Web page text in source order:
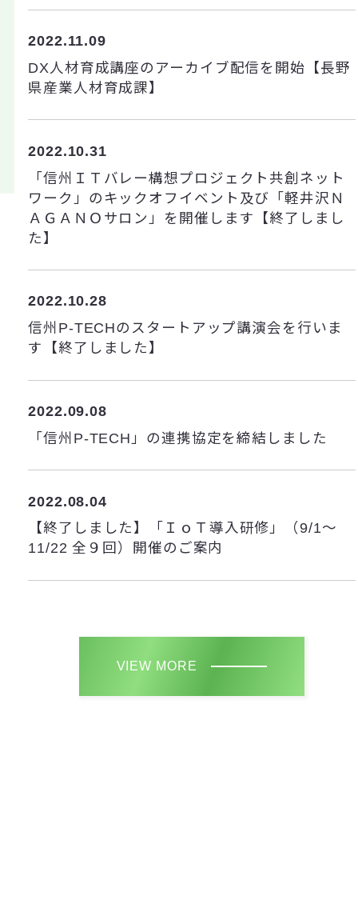
2022.11.09
DX人材育成講座のアーカイブ配信を開始【長野
県産業人材育成課】
2022.10.31
「信州ＩＴバレー構想プロジェクト共創ネット
ワーク」のキックオフイベント及び「軽井沢Ｎ
ＡＧＡＮＯサロン」を開催します【終了しまし
た】
2022.10.28
信州P-TECHのスタートアップ講演会を行いま
す【終了しました】
2022.09.08
「信州P-TECH」の連携協定を締結しました
2022.08.04
【終了しました】「ＩｏＴ導入研修」（9/1～
11/22 全９回）開催のご案内